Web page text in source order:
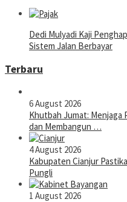
Dedi Mulyadi Kaji
Sistem Jalan Berbayar
Terbaru
6 August 2026
Khutbah Jumat: Menjaga
dan Membangun …
4 August 2026
Kabupaten Cianjur
Pungli
1 August 2026